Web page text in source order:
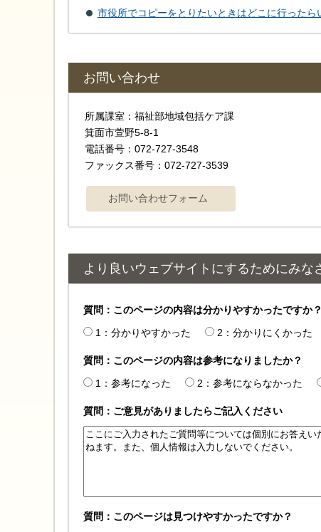
市役所でコピーをとりたいときはどこに行ったら
お問い合わせ
所属課室：福祉部地域包括ケア課
箕面市萱野5-8-1
電話番号：072-727-3548
ファックス番号：072-727-3539
より良いウェブサイトにするためにみ
質問：このページの内容は分かりやすかったですか？
1：分かりやすかった
2：分かりにくかった
質問：このページの内容は参考になりましたか？
1：参考になった
2：参考にならなかった
質問：ご意見がありましたらご記入ください
質問：このページは見つけやすかったですか？